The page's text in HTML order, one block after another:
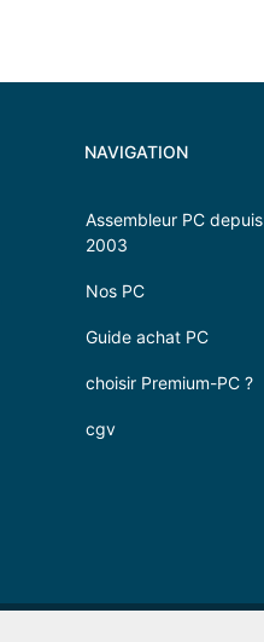
NAVIGATION
Assembleur PC depuis
2003
Nos PC
Guide achat PC
choisir Premium-PC ?
cgv